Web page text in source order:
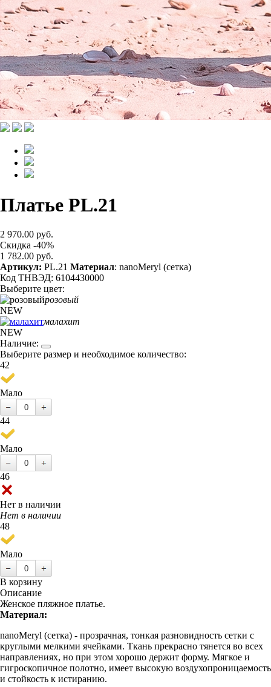
Платье PL.21
2 970.00 руб.
Скидка -40%
1 782.00 руб.
Артикул: PL.21 Материал: nanoMeryl (сетка)
Код ТНВЭД: 6104430000
Выберите цвет:
розовый
NEW
малахит
NEW
Наличие:
Выберите размер и необходимое количество:
42
Мало
44
Мало
46
Нет в наличии
Нет в наличии
48
Мало
В корзину
Описание
Женское пляжное платье.
Материал:
nanoMeryl (cетка) - прозрачная, тонкая разновидность сетки с
круглыми мелкими ячейками. Ткань прекрасно тянется во всех
направлениях, но при этом хорошо держит форму. Мягкое и
гигроскопичное полотно, имеет высокую воздухопроницаемость
и стойкость к истиранию.